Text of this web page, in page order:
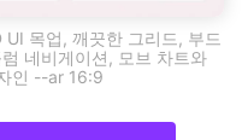
목업, 깨끗한 그리드, 부드
네비게이션, 모브 차트와
인 --ar 16:9